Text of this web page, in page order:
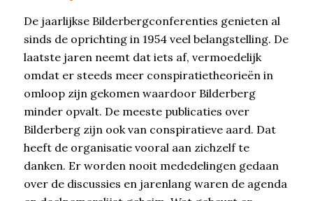
De jaarlijkse Bilderbergconferenties genieten al
sinds de oprichting in 1954 veel belangstelling. De
laatste jaren neemt dat iets af, vermoedelijk
omdat er steeds meer conspiratietheorieën in
omloop zijn gekomen waardoor Bilderberg
minder opvalt. De meeste publicaties over
Bilderberg zijn ook van conspiratieve aard. Dat
heeft de organisatie vooral aan zichzelf te
danken. Er worden nooit mededelingen gedaan
over de discussies en jarenlang waren de agenda